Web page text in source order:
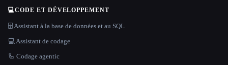
💻CODE ET DÉVELOPPEMENT
🗄️ Assistant à la base de données et au SQL
💻 Assistant de codage
🦾 Codage agentic